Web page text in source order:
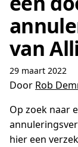
van
29 maart 2022
Door Rob
Op zoek naar
hier een